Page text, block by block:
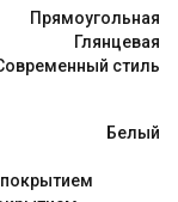
Прямоугольная
Глянцевая
стиль
Белый